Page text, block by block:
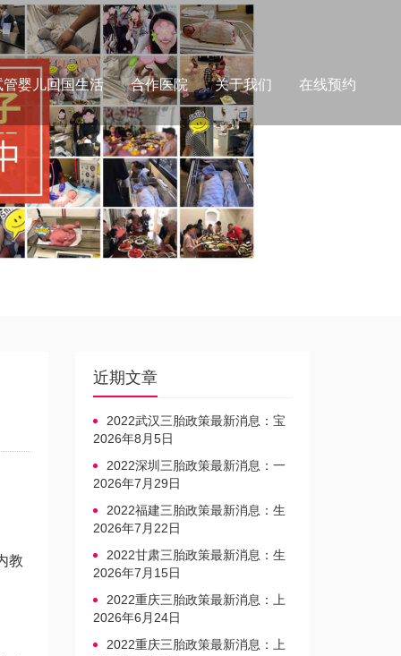
管婴儿回国生活 合作医院 关于我们 在线预约
教
近期文章
2022武汉三胎政策最新消息：宝
宝上户口不再罚款
2026年8月5日
2022深圳三胎政策最新消息：一
文读懂上户口是否罚款
2026年7月29日
2022福建三胎政策最新消息：生
育奖励发放迎新标准
2026年7月22日
2022甘肃三胎政策最新消息：生
育产假不享受带薪福利
2026年7月15日
2022重庆三胎政策最新消息：上
户口、办准生证指南
2026年6月24日
2022重庆三胎政策最新消息：上